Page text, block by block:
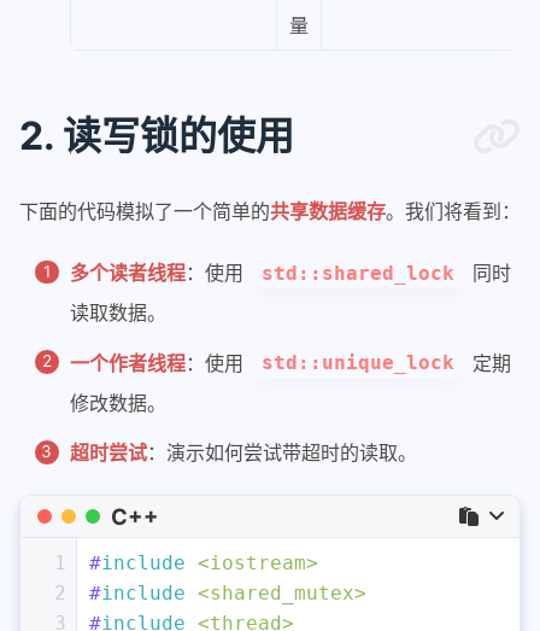
量
2. 读写锁的使用
下面的代码模拟了一个简单的共享数据缓存。我们将看到：
多个读者线程：使用 std::shared_lock
同时
读取数据。
一个作者线程：使用 std::unique_lock
定期
修改数据。
超时尝试：演示如何尝试带超时的读取。
C++
1
2
3
#include <iostream>
#include <shared_mutex>
#include <thread>